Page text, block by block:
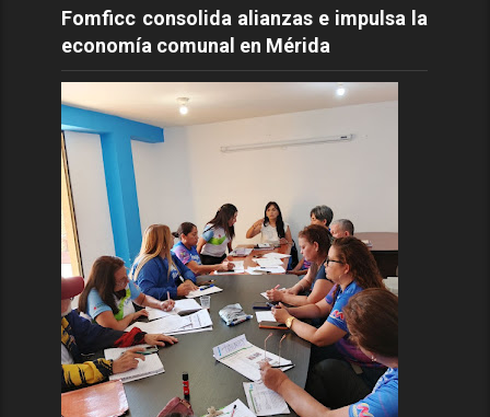
Fomficc consolida alianzas e impulsa la
economía comunal en Mérida